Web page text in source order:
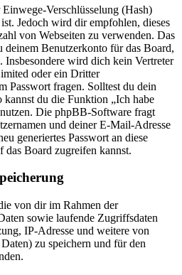
Verschlüsselung (Hash)
ist. Jedoch wird dir empfohlen, dieses
von Webseiten zu verwenden. Das
deinem Benutzerkonto für das Board,
Insbesondere wird dich kein Vertreter
oder ein Dritter
Passwort fragen. Solltest du dein
kannst du die Funktion „Ich habe
Die phpBB-Software fragt
und deiner E-Mail-Adresse
generiertes Passwort an diese
das Board zugreifen kannst.
von dir im Rahmen der
sowie laufende Zugriffsdaten
IP-Adresse und weitere von
zu speichern und für den